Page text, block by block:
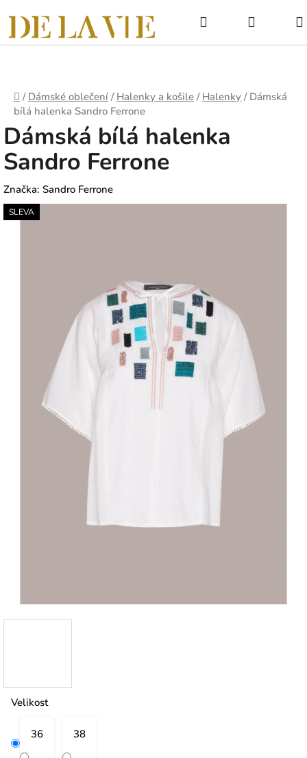
na
obsah
NÁKUPNÍ
KOŠÍK
Domů
/ Dámské oblečení / Halenky a košile / Halenky / Dámská
bílá halenka Sandro Ferrone
Velikost
36 38
Dámská bílá halenka
Sandro Ferrone
Značka: Sandro Ferrone
SLEVA